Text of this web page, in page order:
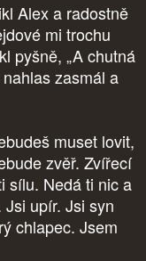
Alex a radostně
mi trochu
pyšně, „A chutná
zasmál a
muset lovit,
zvěř. Zvířecí
sílu. Nedá ti nic a
upír. Jsi syn
chlapec. Jsem